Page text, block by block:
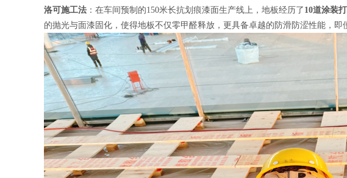
洛可施工法 ：在车间预制的150米长抗划痕漆面生产线上，地板经历了 10道涂装
的抛光与面漆固化，使得地板不仅零甲醛释放，更具备卓越的防滑防涩性能，即